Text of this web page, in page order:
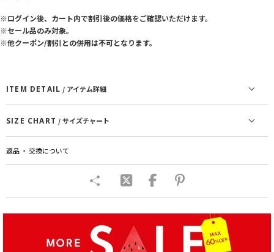
※ログイン後、カート内で割引後の価格をご確認いただけます。
※セール品のみ対象。
※他クーポン/割引との併用は不可となります。
ITEM DETAIL / アイテム詳細
SIZE CHART / サイズチャート
返品 ・ 交換について